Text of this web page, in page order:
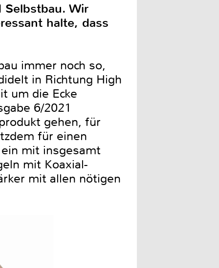
Wir
halte, dass
immer noch so,
in Richtung High
um die Ecke
6/2021
gehen, für
für einen
mit insgesamt
mit Koaxial-
mit allen nötigen